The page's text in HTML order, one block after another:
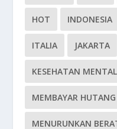
HOT INDONESIA
ITALIA JAKARTA
KESEHATAN MENTAL
MEMBAYAR HUTANG
MENURUNKAN